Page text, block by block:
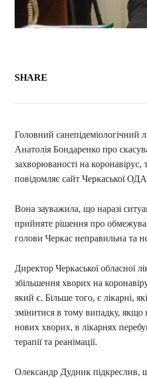
SHARE
Головний санепідеміологічний
Анатолія Бондаренко про
захворюваності на
повідомляє сайт Черкаської
Вона зауважила, що наразі
прийняте рішення про
голови Черкас неправильна та
Директор Черкаської обласної
збільшення хворих на
який є. Більше того, є лікарні,
змінитися в тому випадку, якщо
нових хворих, в лікарнях
терапії та реанімації.
Олександр Дудник підкреслив,